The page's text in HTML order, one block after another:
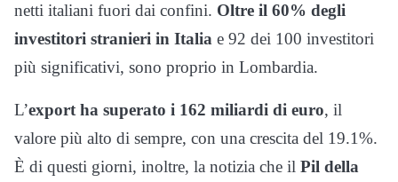
netti italiani fuori dai confini. Oltre il 60% degli
investitori stranieri in Italia e 92 dei 100 investitori
più significativi, sono proprio in Lombardia.
L’export ha superato i 162 miliardi di euro, il
valore più alto di sempre, con una crescita del 19.1%.
È di questi giorni, inoltre, la notizia che il Pil della